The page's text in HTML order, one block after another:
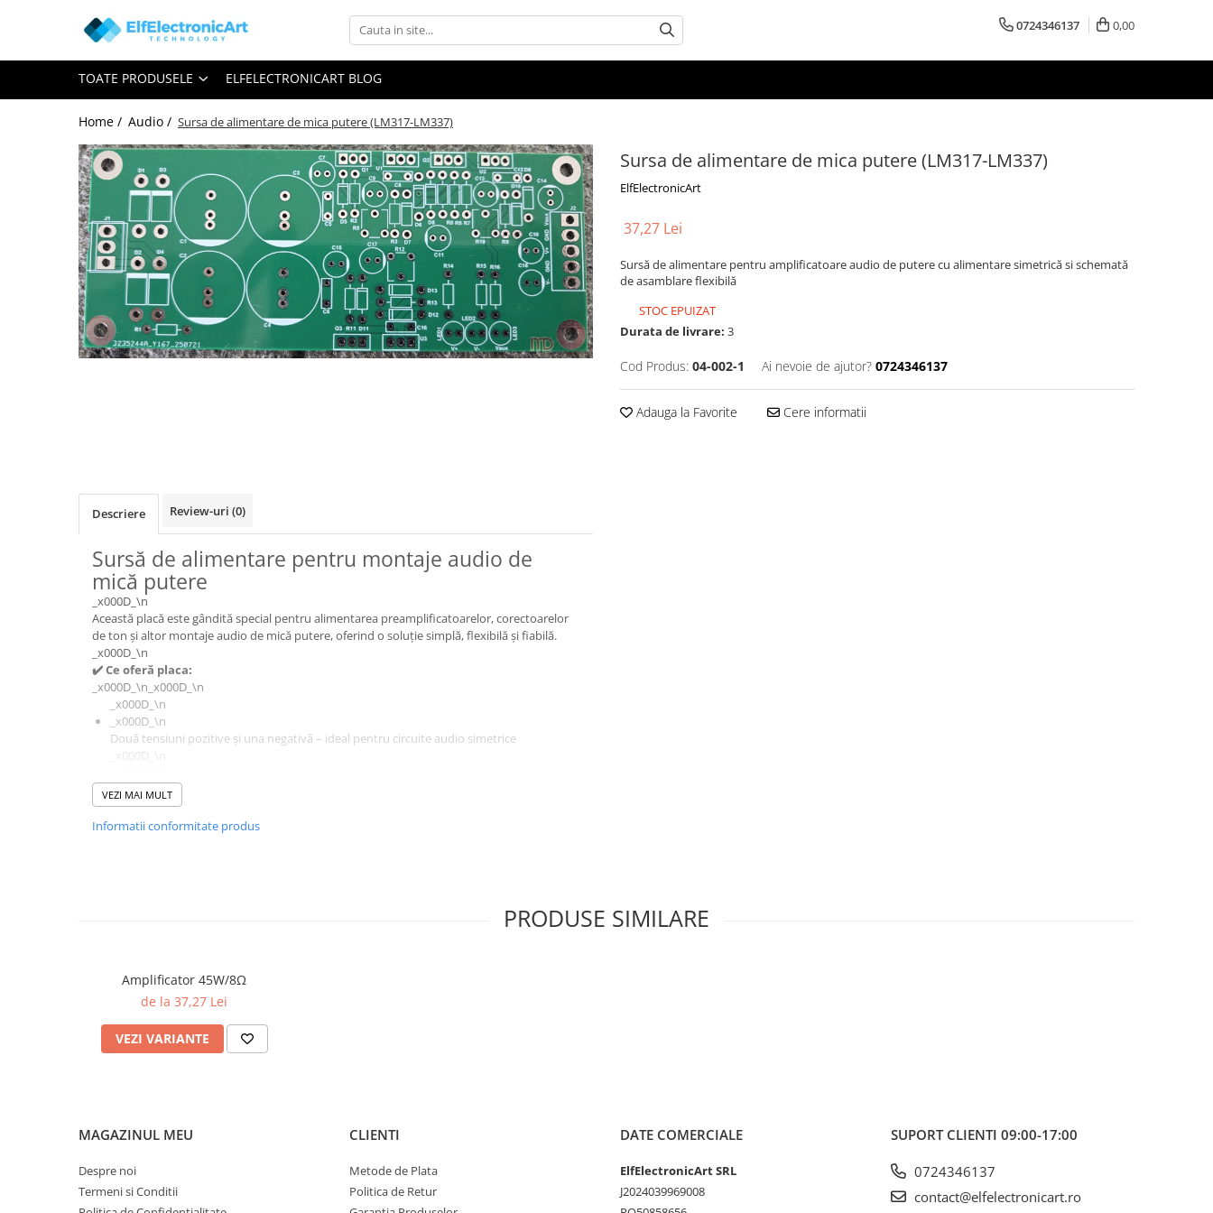
Toate Produsele
Audio
Instrumente de masura si control
Clesti Ampermetrici
Multimetre Digitale
Scule Atelier
Surse de alimentare
Termometre
Osciloscoape
Osciloscoape HANTEK
Osciloscoape OWON
Osciloscoape Peaktech
Osciloscoape ROHDE & SCHWARZ
Osciloscoape TELEDYNE LECROY
Osciloscoape UNI-T
0724346137 0,00
TOATE PRODUSELE ELFELECTRONICART BLOG
Home / Audio / Sursa de alimentare de mica putere (LM317-LM337)
Sursa de alimentare de mica putere (LM317-LM337)
ElfElectronicArt
37,27 Lei
Sursă de alimentare pentru amplificatoare audio de putere cu alimentare simetrică si schemată
de asamblare flexibilă
STOC EPUIZAT
Durata de livrare: 3
Cod Produs: 04-002-1 Ai nevoie de ajutor? 0724346137
Adauga la Favorite Cere informatii
Descriere Review-uri (0)
Sursă de alimentare pentru montaje audio de
mică putere
_x000D_\n
Această placă este gândită special pentru alimentarea preamplificatoarelor, corectoarelor
de ton și altor montaje audio de mică putere, oferind o soluție simplă, flexibilă și fiabilă.
_x000D_\n
✔️ Ce oferă placa:
_x000D_\n_x000D_\n
_x000D_\n
_x000D_\n
Două tensiuni pozitive și una negativă – ideal pentru circuite audio simetrice
_x000D_\n
_x000D_\n
Semnalizare vizuală cu LED-uri pentru tensiunile de ieșire
_x000D_\n
_x000D_\n_x000D_\n
_x000D_\n
Suportă condensatori electrolitici cu pitch de 5 mm sau 7,5 mm
_x000D_\n
_x000D_\n
_x000D_\n
Pentru aplicații mai solicitante, se pot monta radiatoare pentru răcire eficientă
_x000D_\n
VEZI MAI MULT
Informatii conformitate produs
PRODUSE SIMILARE
Amplificator 45W/8Ω
de la 37,27 Lei
VEZI VARIANTE
MAGAZINUL MEU
Despre noi
Termeni si Conditii
CLIENTI
Metode de Plata
Politica de Retur
DATE COMERCIALE
ElfElectronicArt SRL
J2024039969008
SUPORT CLIENTI 09:00-17:00
0724346137
contact@elfelectronicart.ro